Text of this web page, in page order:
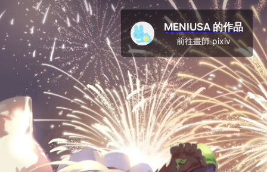
MENIUSA 的作品
前往畫師 pixiv